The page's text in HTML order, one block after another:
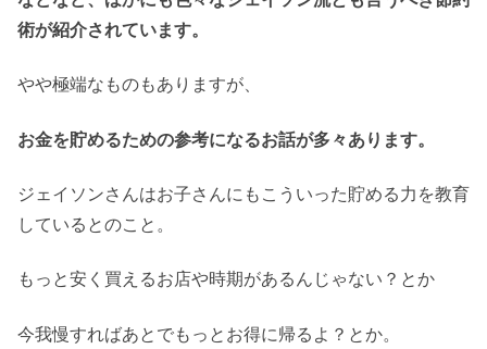
術が紹介されています。
やや極端なものもありますが、
お金を貯めるための参考になるお話が多々あります。
ジェイソンさんはお子さんにもこういった貯める力を教育
しているとのこと。
もっと安く買えるお店や時期があるんじゃない？とか
今我慢すればあとでもっとお得に帰るよ？とか。